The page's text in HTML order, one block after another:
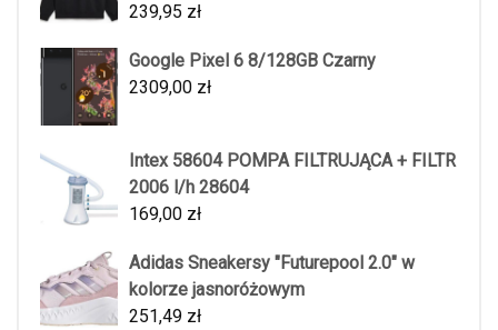
239,95 zł
Google Pixel 6 8/128GB Czarny
2309,00 zł
Intex 58604 POMPA FILTRUJĄCA + FILTR
2006 l/h 28604
169,00 zł
Adidas Sneakersy "Futurepool 2.0" w
kolorze jasnoróżowym
251,49 zł